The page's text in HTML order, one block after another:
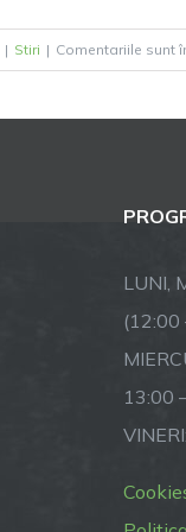
| Stiri | Comentariile sunt
LUNI,
(12:00
13:00